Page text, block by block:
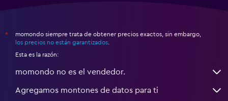
*
momondo siempre trata de obtener precios exactos, sin embargo,
los precios no están garantizados
Esta es la razón:
momondo no es el vendedor.
Agregamos montones de datos para ti